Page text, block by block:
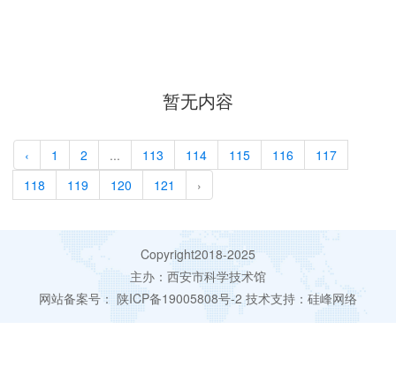
暂无内容
‹ 1 2 ... 113 114 115 116
117
118
119 120 121 ›
Copyright2018-2025
主办：西安市科学技术馆
网站备案号： 陕ICP备19005808号-2技术支持： 硅峰网络